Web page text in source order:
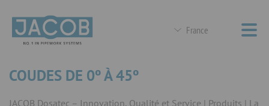
France
COUDES DE 0º À 45º
JACOB Dosatec – Innovation, Qualité et Service Produits
La